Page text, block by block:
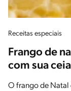
Receitas especiais
Frango de
com sua
O frango de Natal